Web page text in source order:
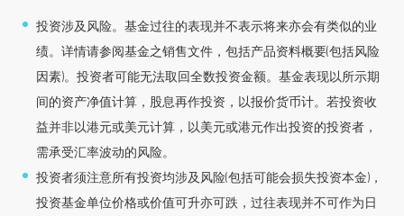
投资涉及风险。基金过往的表现并不表示将来亦会有类似的业
绩。详情请参阅基金之销售文件，包括产品资料概要(包括风险
因素)。投资者可能无法取回全数投资金额。基金表现以所示期
间的资产净值计算，股息再作投资，以报价货币计。若投资收
益并非以港元或美元计算，以美元或港元作出投资的投资者，
需承受汇率波动的风险。
投资者须注意所有投资均涉及风险(包括可能会损失投资本金)，
投资基金单位价格或价值可升亦可跌，过往表现并不可作为日